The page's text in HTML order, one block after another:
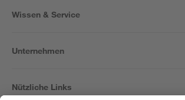
Wissen & Service
Unternehmen
Nützliche Links